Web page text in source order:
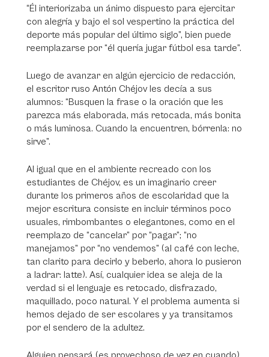
“Él interiorizaba un ánimo dispuesto para ejercitar
con alegría y bajo el sol vespertino la práctica del
deporte más popular del último siglo”, bien puede
reemplazarse por “él quería jugar fútbol esa tarde”.
Luego de avanzar en algún ejercicio de redacción,
el escritor ruso Antón Chéjov les decía a sus
alumnos: “Busquen la frase o la oración que les
parezca más elaborada, más retocada, más bonita
o más luminosa. Cuando la encuentren, bórrenla: no
sirve”.
Al igual que en el ambiente recreado con los
estudiantes de Chéjov, es un imaginario creer
durante los primeros años de escolaridad que la
mejor escritura consiste en incluir términos poco
usuales, rimbombantes o elegantones, como en el
reemplazo de “cancelar” por “pagar”; “no
manejamos” por “no vendemos” (al café con leche,
tan clarito para decirlo y beberlo, ahora lo pusieron
a ladrar: latte). Así, cualquier idea se aleja de la
verdad si el lenguaje es retocado, disfrazado,
maquillado, poco natural. Y el problema aumenta si
hemos dejado de ser escolares y ya transitamos
por el sendero de la adultez.